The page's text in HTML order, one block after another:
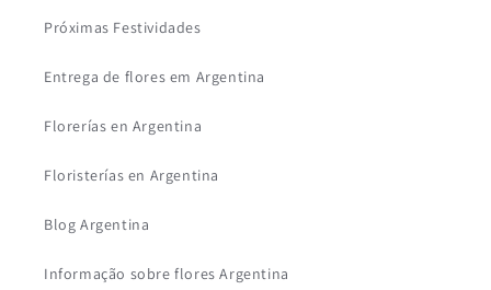
Próximas Festividades
Entrega de flores em Argentina
Florerías en Argentina
Floristerías en Argentina
Blog Argentina
Informação sobre flores Argentina